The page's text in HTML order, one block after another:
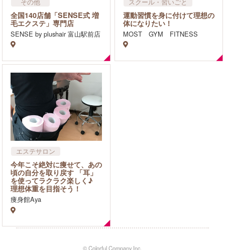
全国140店舗「SENSE式 増
毛エクステ」専門店
SENSE by plushair 富山駅前店
ダイエット・痩身
運動習慣を身に付けて理想の
体になりたい！
MOST GYM FITNESS
エステサロン
ダイエット・痩身
フェイシャル
リラクゼーション・マッサ
ージ
今年こそ絶対に痩せて、あの
頃の自分を取り戻す 「耳」
を使ってラクラク楽しく♪
理想体重を目指そう！
痩身館Aya
© Colorful Company,Inc.